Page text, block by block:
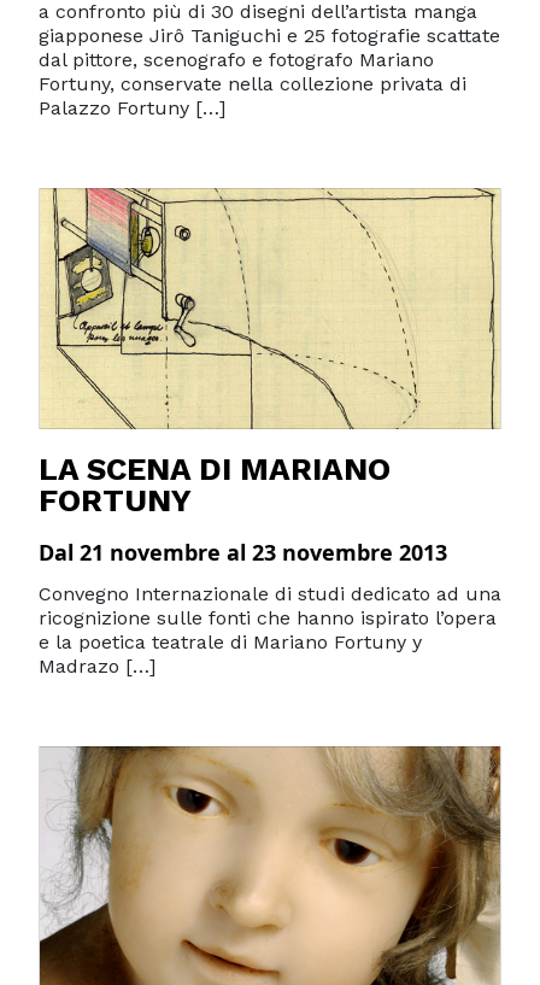
a confronto più di 30 disegni dell’artista manga
giapponese Jirô Taniguchi e 25 fotografie scattate
dal pittore, scenografo e fotografo Mariano
Fortuny, conservate nella collezione privata di
Palazzo Fortuny […]
LA SCENA DI MARIANO
FORTUNY
Dal 21 novembre al 23 novembre 2013
Convegno Internazionale di studi dedicato ad una
ricognizione sulle fonti che hanno ispirato l’opera
e la poetica teatrale di Mariano Fortuny y
Madrazo […]